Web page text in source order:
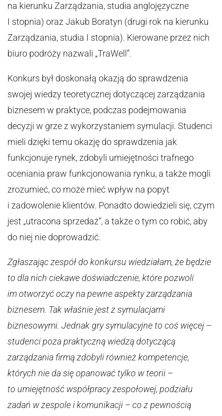
na kierunku Zarządzania, studia anglojęzyczne
I stopnia) oraz Jakub Boratyn (drugi rok na kierunku
Zarządzania, studia I stopnia). Kierowane przez nich
biuro podróży nazwali „TraWell”.
Konkurs był doskonałą okazją do sprawdzenia
swojej wiedzy teoretycznej dotyczącej zarządzania
biznesem w praktyce, podczas podejmowania
decyzji w grze z wykorzystaniem symulacji. Studenci
mieli dzięki temu okazję do sprawdzenia jak
funkcjonuje rynek, zdobyli umiejętności trafnego
oceniania praw funkcjonowania rynku, a także mogli
zrozumieć, co może mieć wpływ na popyt
i zadowolenie klientów. Ponadto dowiedzieli się, czym
jest „utracona sprzedaż”, a także o tym co robić, aby
do niej nie doprowadzić.
Zgłaszając zespół do konkursu wiedziałam, że będzie
to dla nich ciekawe doświadczenie, które pozwoli
im otworzyć oczy na pewne aspekty zarządzania
biznesem. Tak właśnie jest z symulacjami
biznesowymi. Jednak gry symulacyjne to coś więcej –
studenci poza praktyczną wiedzą dotyczącą
zarządzania firmą zdobyli również kompetencje,
których nie da się opanować tylko w teorii –
to umiejętność współpracy zespołowej, podziału
zadań w zespole i komunikacji – co z pewnością